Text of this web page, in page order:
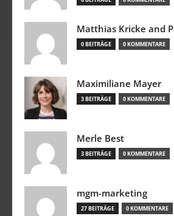
Matthias Kricke and
0 BEITRÄGE 0 KOMMENTARE
Maximiliane Mayer
3 BEITRÄGE 0 KOMMENTARE
Merle Best
3 BEITRÄGE 0 KOMMENTARE
mgm-marketing
27 BEITRÄGE 0 KOMMENTARE